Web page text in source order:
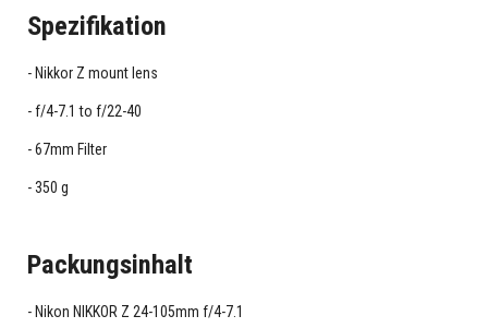
Spezifikation
Nikkor Z mount lens
f/4-7.1 to f/22-40
67mm Filter
350 g
Packungsinhalt
Nikon NIKKOR Z 24-105mm f/4-7.1